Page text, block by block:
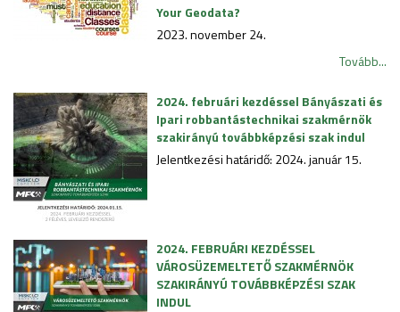
Your Geodata?
2023. november 24.
Tovább...
2024. februári kezdéssel Bányászati és
Ipari robbantástechnikai szakmérnök
szakirányú továbbképzési szak indul
Jelentkezési határidő: 2024. január 15.
2024. FEBRUÁRI KEZDÉSSEL
VÁROSÜZEMELTETŐ SZAKMÉRNÖK
SZAKIRÁNYÚ TOVÁBBKÉPZÉSI SZAK
INDUL